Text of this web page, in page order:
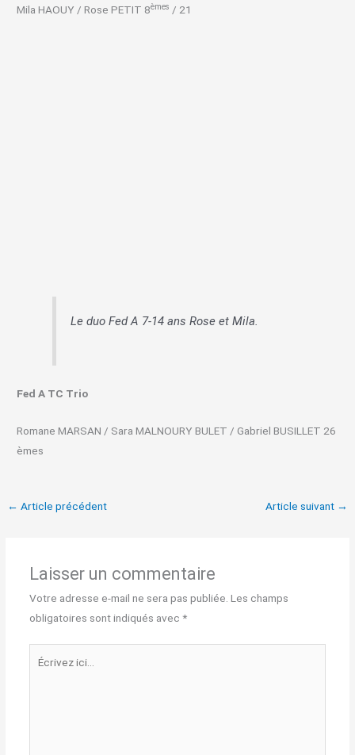
Mila HAOUY / Rose PETIT 8èmes / 21
Le duo Fed A 7-14 ans Rose et Mila.
Fed A TC Trio
Romane MARSAN / Sara MALNOURY BULET / Gabriel BUSILLET 26
èmes
← Article précédent Article suivant →
Laisser un commentaire
Votre adresse e-mail ne sera pas publiée. Les champs
obligatoires sont indiqués avec *